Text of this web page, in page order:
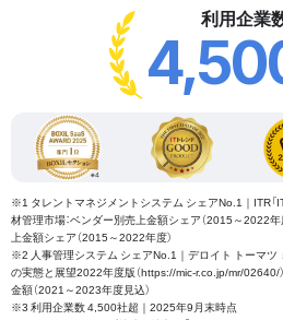
利用企業
※1 タレントマネジメントシステム シェアNo.1｜ITR「
材管理市場：ベンダー別売上金額シェア（2015～2022年
上金額シェア（2015～2022年度）
※2 人事管理システム シェアNo.1｜デロイト トーマツ
の実態と展望2022年度版（https://mic-r.co.jp/mr/02640/
金額（2021～2023年度見込）
※3 利用企業数 4,500社超｜2025年9月末時点